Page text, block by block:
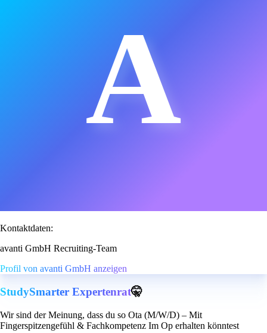
A
Kontaktdaten:
avanti GmbH Recruiting-Team
Profil von avanti GmbH anzeigen
StudySmarter Expertenrat🤫
Wir sind der Meinung, dass du so Ota (M/W/D) – Mit
Fingerspitzengefühl & Fachkompetenz Im Op erhalten könntest